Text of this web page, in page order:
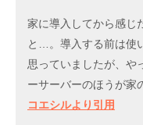
家に導入してから感じ
と…。導入する前は使
思っていましたが、や
ーサーバーのほうが家
コエシルより引用